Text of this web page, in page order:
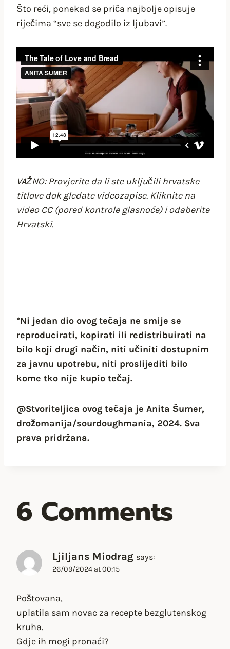
Što reći, ponekad se priča najbolje opisuje
riječima “sve se dogodilo iz ljubavi”.
VAŽNO: Provjerite da li ste uključili hrvatske
titlove dok gledate videozapise. Kliknite na
video CC (pored kontrole glasnoće) i odaberite
Hrvatski.
*Ni jedan dio ovog tečaja ne smije se
reproducirati, kopirati ili redistribuirati na
bilo koji drugi način, niti učiniti dostupnim
za javnu upotrebu, niti proslijediti bilo
kome tko nije kupio tečaj.
@Stvoriteljica ovog tečaja je Anita Šumer,
drožomanija/sourdoughmania, 2024. Sva
prava pridržana.
6 Comments
Ljiljans Miodrag says:
26/09/2024 at 00:15
Poštovana,
uplatila sam novac za recepte bezglutenskog
kruha.
Gdje ih mogi pronaći?